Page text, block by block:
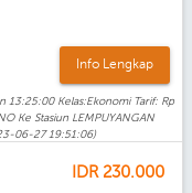
Info Lengkap
13:25:00 Kelas:Ekonomi Tarif: Rp
Ke Stasiun LEMPUYANGAN
06-27 19:51:06)
IDR 230.000